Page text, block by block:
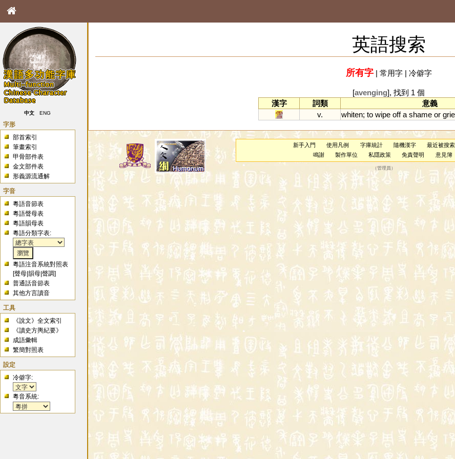
中文 ENG
字形
部首索引
筆畫索引
甲骨部件表
金文部件表
形義源流通解
字音
粵語音節表
粵語聲母表
粵語韻母表
粵語分類字表:
粵語注音系統對照表
[聲母 |韻母 |聲調]
普通話音節表
其他方言讀音
工具
《說文》全文索引
《讀史方輿紀要》
成語彙輯
繁簡對照表
設定
冷僻字:
粵音系統:
英語搜索
所有字| 常用字| 冷僻字
[avenging], 找到 1 個
漢字
詞類
意義
雪
v. whiten; to wipe off a shame or
新手入門 使用凡例 字庫統計 隨機漢字
最近被搜
鳴謝
製作單位 私隱政策 免責聲明 意見簿
（管理員 ）